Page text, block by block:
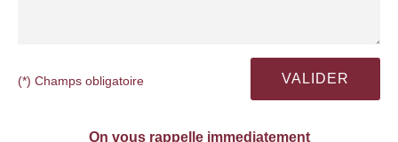
(*) Champs obligatoire
On vous rappelle immediatement